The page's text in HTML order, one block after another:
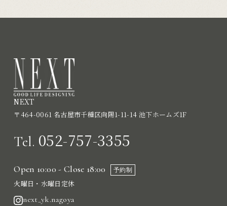
NEXT
〒464-0061 名古屋市千種区向陽1-11-14 池下ホームズ1F
Tel. 052-757-3355
Open 10:00 - Close 18:00 予約制
火曜日・水曜日定休
next_yk.nagoya